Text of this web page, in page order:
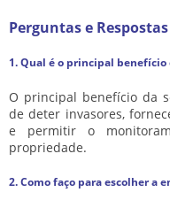
Perguntas e
1. Qual é o principal
O principal benefício da
de deter invasores,
e permitir o
propriedade.
2. Como faço para escolher a